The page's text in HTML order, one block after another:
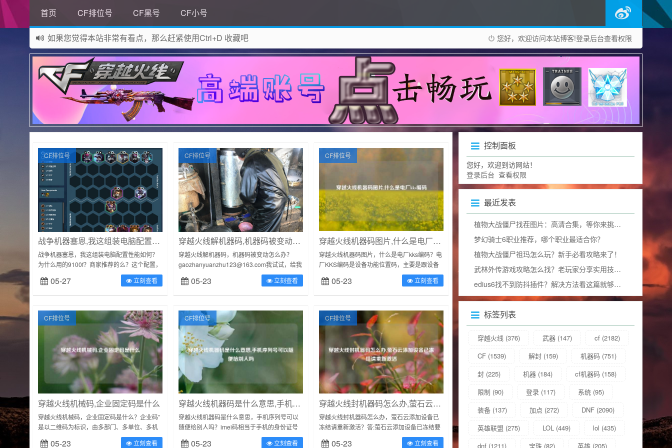
首页 CF排位号 CF黑号 CF小号
您好，欢迎访问本站博客!登录后台查看权限
如果您觉得本站非常有看点，那么赶紧使用Ctrl+D 收藏吧
网站所有资源均来自网络，如有侵权请联系站长删除！
CF排位号
战争机器塞恩,我这组装电脑配置性能如何?
战争机器塞恩，我这组装电脑配置性能如何？
为什么用的9100f？商家推荐的么？这个配置，
网游能通吃。3a大作得降特效。。网游有挂机
需求的话，多开会吃力！lol劫怎...
05-27 立刻查看
CF排位号
穿越火线解机器码,机器码被变动怎么办
穿越火线解机器码，机器码被变动怎么办？
gaozhanyuanzhu123@163.com我试试，给我
一个小一点的加密视频。顺便把卖家给你的播
放密码和你电脑以前...
05-23 立刻查看
CF排位号
穿越火线机器码图片,什么是电厂kks编码
穿越火线机器码图片，什么是电厂kks编码？电
厂KKS编码是设备功能位置码，主要是跟设备
编码一起作为生产上设备管理用的。按照萝卜
和坑的说法通俗的解释就是：KKS就...
05-23 立刻查看
CF排位号
穿越火线机械码,企业固定码是什么
穿越火线机械码，企业固定码是什么？企业码”
是以二维码为标识，由多部门、多单位、多机
构共同发起为企业打造的一站式快速服务通
05-23 立刻查看
CF排位号
穿越火线机器码是什么意思,手机序列号可以随便给别人吗
穿越火线机器码是什么意思，手机序列号可以
随便给别人吗？imei码相当于手机的身份证号
码，可以查询到你的手机出厂时间地址，以及
05-23 立刻查看
CF排位号
穿越火线封机器码怎么办,萤石云添加设备已冻结请重新激活
穿越火线封机器码怎么办，萤石云添加设备已
冻结请重新激活？答:萤石云添加设备已冻结要
重新激活。第一步：先判断设备的版本，海康
05-23 立刻查看
控制面板
您好，欢迎到访网站！
登录后台 查看权限
最近发表
植物大战僵尸找茬图片：高清合集，等你来挑战眼力极限！
梦幻骑士6职业推荐，哪个职业最适合你？
植物大战僵尸祖玛怎么玩？新手必看攻略来了！
武林外传游戏攻略怎么找？老玩家分享实用技巧！
edius6找不到防抖插件？解决方法看这篇就够了！
标签列表
穿越火线 (376) 武器 (147) cf (2182)
CF (1539) 解封 (159) 机器码 (751)
封 (225) 机器 (184) cf机器码 (158)
限制 (90) 登录 (117) 系统 (95)
装备 (137) 加点 (272) DNF (2090)
英雄联盟 (275) LOL (449) lol (435)
dnf (1211) 宝珠 (82) 英雄 (205)